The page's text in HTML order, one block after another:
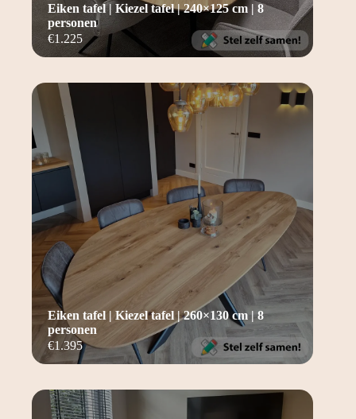
€1.225
Eiken tafel | Kiezel tafel | 240×125 cm | 8
personen
€1.395
Eiken tafel | Kiezel tafel | 260×130 cm | 8
personen